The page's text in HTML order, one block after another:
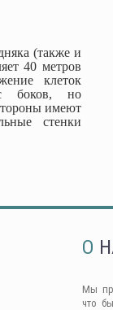
(также и
40 метров
клеток
боков, но
имеют
стенки
О
Мы
что